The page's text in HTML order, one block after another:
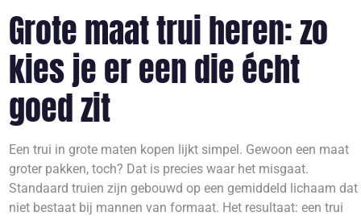
Grote maat trui heren: zo
kies je er een die écht
goed zit
Een trui in grote maten kopen lijkt simpel. Gewoon een maat
groter pakken, toch? Dat is precies waar het misgaat.
Standaard truien zijn gebouwd op een gemiddeld lichaam dat
niet bestaat bij mannen van formaat. Het resultaat: een trui